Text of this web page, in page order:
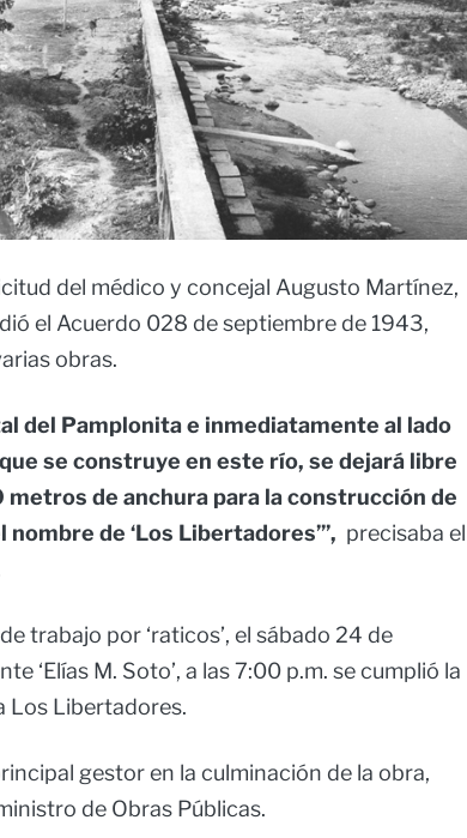
del médico y concejal Augusto Martínez,
el Acuerdo 028 de septiembre de 1943,
obras.
del Pamplonita e inmediatamente al lado
se construye en este río, se dejará libre
metros de anchura para la construcción de
de ‘Los Libertadores’”, precisaba el
trabajo por ‘raticos’, el sábado 24 de
‘Elías M. Soto’, a las 7:00 p.m. se cumplió la
Los Libertadores.
gestor en la culminación de la obra,
de Obras Públicas.